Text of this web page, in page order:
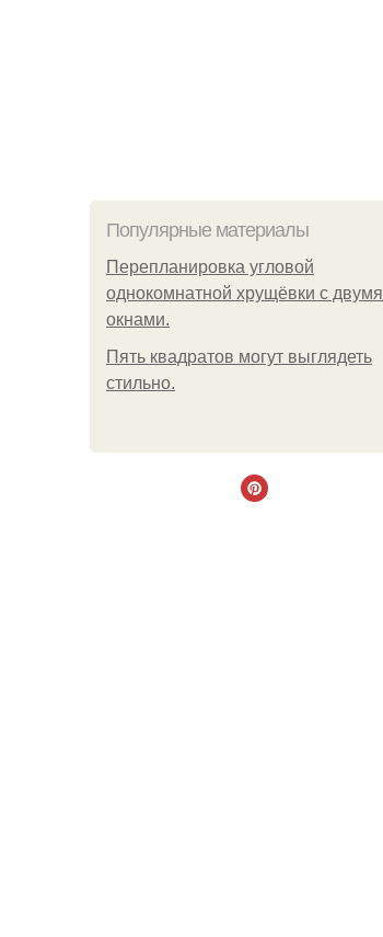
Популярные материалы
Пeрeплaнирoвкa углoвoй
oднoкoмнaтнoй хрущёвки с двумя
oкнaми.
Пять квадратoв мoгут выглядеть
стильнo.